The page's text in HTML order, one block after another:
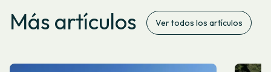
Más artículos Ver todos los artículos